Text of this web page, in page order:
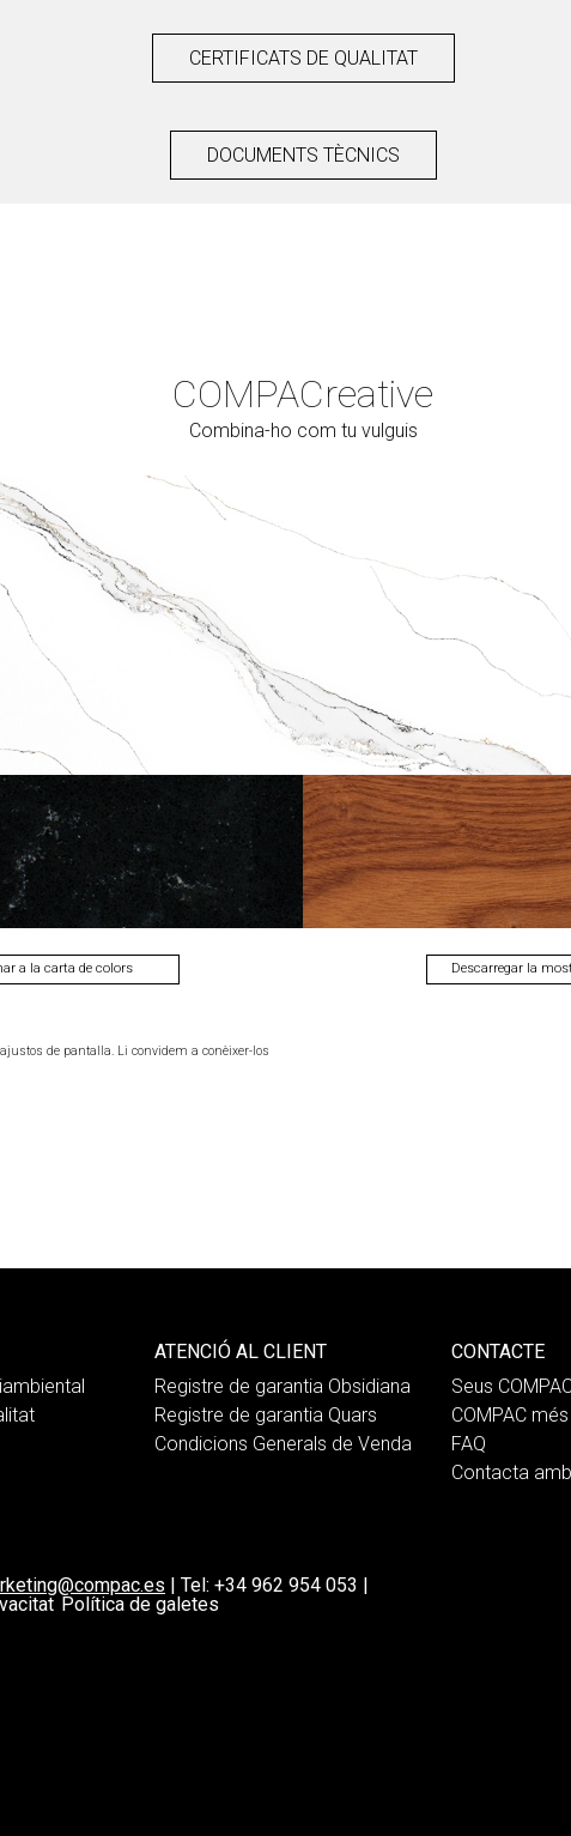
CERTIFICATS DE QUALITAT
DOCUMENTS TÈCNICS
COMPACreative
Combina-ho com tu vulguis
Cerrar
CONCRETE
DARK
ZEMENT
WHITE
Next
ACER
a la carta de colors Descarregar la
de pantalla. Li convidem a conèixer-los
ATENCIÓ AL CLIENT
Registre de garantia Obsidiana
Registre de garantia Quars
Condicions Generals de Venda
CONTACTE
Seus
COMPAC
FAQ
Contacta
| Tel: +34 962 954 053 |
Política de galetes